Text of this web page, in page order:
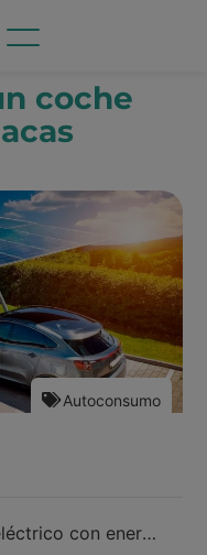
coche
Autoconsumo
Por qué cargar un coche eléctrico con energía solar es una buena idea